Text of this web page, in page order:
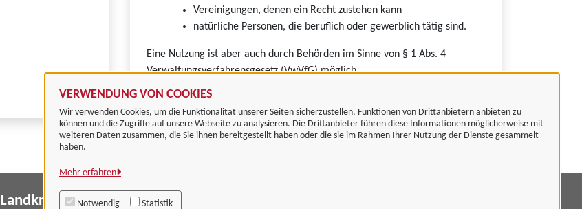
VERWENDUNG VON COOKIES
Wir verwenden Cookies, um die Funktionalität unserer Seiten sicherzustellen, Funktionen von Drittanbietern anbieten zu
können und die Zugriffe auf unsere Webseite zu analysieren. Die Drittanbieter führen diese Informationen möglicherweise mit
weiteren Daten zusammen, die Sie ihnen bereitgestellt haben oder die sie im Rahmen Ihrer Nutzung der Dienste gesammelt
haben.
Mehr erfahren
Notwendig Statistik
Vereinigungen, denen ein Recht zustehen kann
natürliche Personen, die beruflich oder gewerblich tätig sind.
Eine Nutzung ist aber auch durch Behörden im Sinne von § 1 Abs. 4
Verwaltungsverfahrensgesetz (VwVfG) möglich.
Landkreis Göttingen